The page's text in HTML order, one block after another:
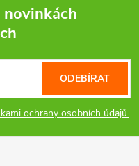
ochrany osobních údajů.
ODEBÍRAT